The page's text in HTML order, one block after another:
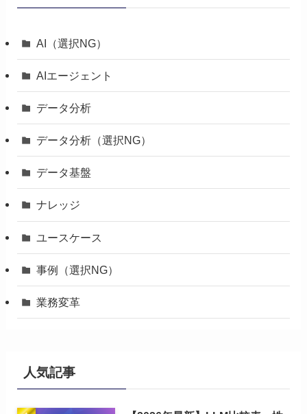
AI（選択NG）
AIエージェント
データ分析
データ分析（選択NG）
データ基盤
ナレッジ
ユースケース
事例（選択NG）
業務変革
人気記事